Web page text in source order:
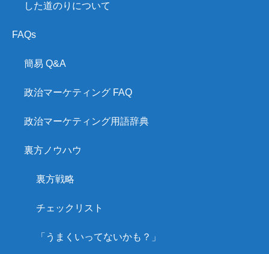
した道のりについて
FAQs
簡易 Q&A
政治マーケティング FAQ
政治マーケティング用語辞典
裏方ノウハウ
裏方戦略
チェックリスト
「うまくいってないかも？」